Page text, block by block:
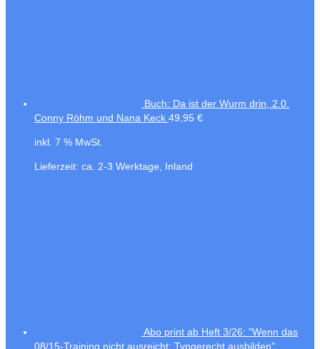
Buch: Da ist der Wurm drin, 2.0.
Conny Röhm und Nana Keck 49,95 €
inkl. 7 % MwSt.
Lieferzeit: ca. 2-3 Werktage, Inland
Abo print ab Heft 3/26: "Wenn das
08/15-Training nicht ausreicht: Typgerecht ausbilden"